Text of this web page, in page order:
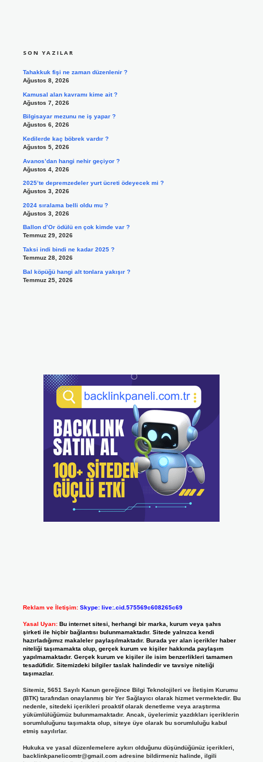
SON YAZILAR
Tahakkuk fişi ne zaman düzenlenir ?
Ağustos 8, 2026
Kamusal alan kavramı kime ait ?
Ağustos 7, 2026
Bilgisayar mezunu ne iş yapar ?
Ağustos 6, 2026
Kedilerde kaç böbrek vardır ?
Ağustos 5, 2026
Avanos’dan hangi nehir geçiyor ?
Ağustos 4, 2026
2025’te depremzedeler yurt ücreti ödeyecek mi ?
Ağustos 3, 2026
2024 sıralama belli oldu mu ?
Ağustos 3, 2026
Ballon d’Or ödülü en çok kimde var ?
Temmuz 29, 2026
Taksi indi bindi ne kadar 2025 ?
Temmuz 28, 2026
Bal köpüğü hangi alt tonlara yakışır ?
Temmuz 25, 2026
Reklam ve İletişim: Skype: live:.cid.575569c608265c69
Yasal Uyarı: Bu internet sitesi, herhangi bir marka, kurum veya şahıs
şirketi ile hiçbir bağlantısı bulunmamaktadır. Sitede yalnızca kendi
hazırladığımız makaleler paylaşılmaktadır. Burada yer alan içerikler haber
niteliği taşımamakta olup, gerçek kurum ve kişiler hakkında paylaşım
yapılmamaktadır. Gerçek kurum ve kişiler ile isim benzerlikleri tamamen
tesadüfidir. Sitemizdeki bilgiler taslak halindedir ve tavsiye niteliği
taşımazlar.
Sitemiz, 5651 Sayılı Kanun gereğince Bilgi Teknolojileri ve İletişim Kurumu
(BTK) tarafından onaylanmış bir Yer Sağlayıcı olarak hizmet vermektedir. Bu
nedenle, sitedeki içerikleri proaktif olarak denetleme veya araştırma
yükümlülüğümüz bulunmamaktadır. Ancak, üyelerimiz yazdıkları içeriklerin
sorumluluğunu taşımakta olup, siteye üye olarak bu sorumluluğu kabul
etmiş sayılırlar.
Hukuka ve yasal düzenlemelere aykırı olduğunu düşündüğünüz içerikleri,
backlinkpanelicomtr@gmail.comadresine bildirmeniz halinde, ilgili